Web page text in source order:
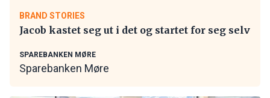
BRAND STORIES
Jacob kastet seg ut i det og startet for seg selv
SPAREBANKEN MØRE
Sparebanken Møre